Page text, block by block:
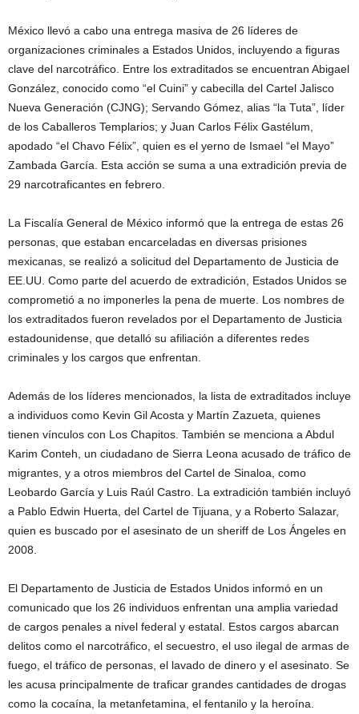
México llevó a cabo una entrega masiva de 26 líderes de
organizaciones criminales a Estados Unidos, incluyendo a figuras
clave del narcotráfico. Entre los extraditados se encuentran Abigael
González, conocido como “el Cuini” y cabecilla del Cartel Jalisco
Nueva Generación (CJNG); Servando Gómez, alias “la Tuta”, líder
de los Caballeros Templarios; y Juan Carlos Félix Gastélum,
apodado “el Chavo Félix”, quien es el yerno de Ismael “el Mayo”
Zambada García. Esta acción se suma a una extradición previa de
29 narcotraficantes en febrero.
La Fiscalía General de México informó que la entrega de estas 26
personas, que estaban encarceladas en diversas prisiones
mexicanas, se realizó a solicitud del Departamento de Justicia de
EE.UU. Como parte del acuerdo de extradición, Estados Unidos se
comprometió a no imponerles la pena de muerte. Los nombres de
los extraditados fueron revelados por el Departamento de Justicia
estadounidense, que detalló su afiliación a diferentes redes
criminales y los cargos que enfrentan.
Además de los líderes mencionados, la lista de extraditados incluye
a individuos como Kevin Gil Acosta y Martín Zazueta, quienes
tienen vínculos con Los Chapitos. También se menciona a Abdul
Karim Conteh, un ciudadano de Sierra Leona acusado de tráfico de
migrantes, y a otros miembros del Cartel de Sinaloa, como
Leobardo García y Luis Raúl Castro. La extradición también incluyó
a Pablo Edwin Huerta, del Cartel de Tijuana, y a Roberto Salazar,
quien es buscado por el asesinato de un sheriff de Los Ángeles en
2008.
El Departamento de Justicia de Estados Unidos informó en un
comunicado que los 26 individuos enfrentan una amplia variedad
de cargos penales a nivel federal y estatal. Estos cargos abarcan
delitos como el narcotráfico, el secuestro, el uso ilegal de armas de
fuego, el tráfico de personas, el lavado de dinero y el asesinato. Se
les acusa principalmente de traficar grandes cantidades de drogas
como la cocaína, la metanfetamina, el fentanilo y la heroína.